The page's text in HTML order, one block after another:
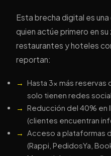
Esta brecha digital es
quien actúe primero en
restaurantes y hoteles
reportan:
Hasta 3x más
solo tienen redes
Reducción del 40% en
(clientes encuentran
Acceso a plataformas
(Rappi, PedidosYa,